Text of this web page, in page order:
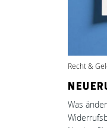
Recht &
Was